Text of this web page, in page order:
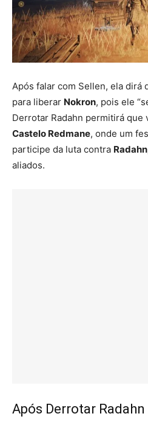
Após falar com Sellen, ela dirá
para liberar Nokron, pois ele
Derrotar Radahn permitirá que
Castelo Redmane, onde um
participe da luta contra Radahn
aliados.
Após Derrotar Radahn